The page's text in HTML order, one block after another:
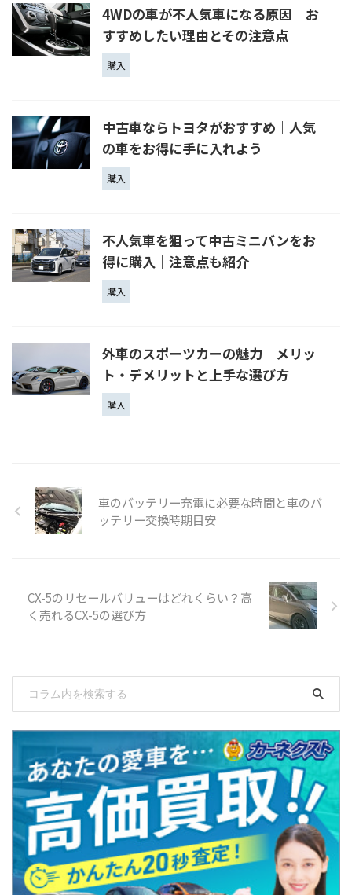
4WDの車が不人気車になる原因｜お
すすめしたい理由とその注意点
購入
中古車ならトヨタがおすすめ｜人気
の車をお得に手に入れよう
購入
不人気車を狙って中古ミニバンをお
得に購入｜注意点も紹介
購入
外車のスポーツカーの魅力｜メリッ
ト・デメリットと上手な選び方
購入
車のバッテリー充電に必要な時間と車のバ
ッテリー交換時期目安
CX-5のリセールバリューはどれくらい？高
く売れるCX-5の選び方